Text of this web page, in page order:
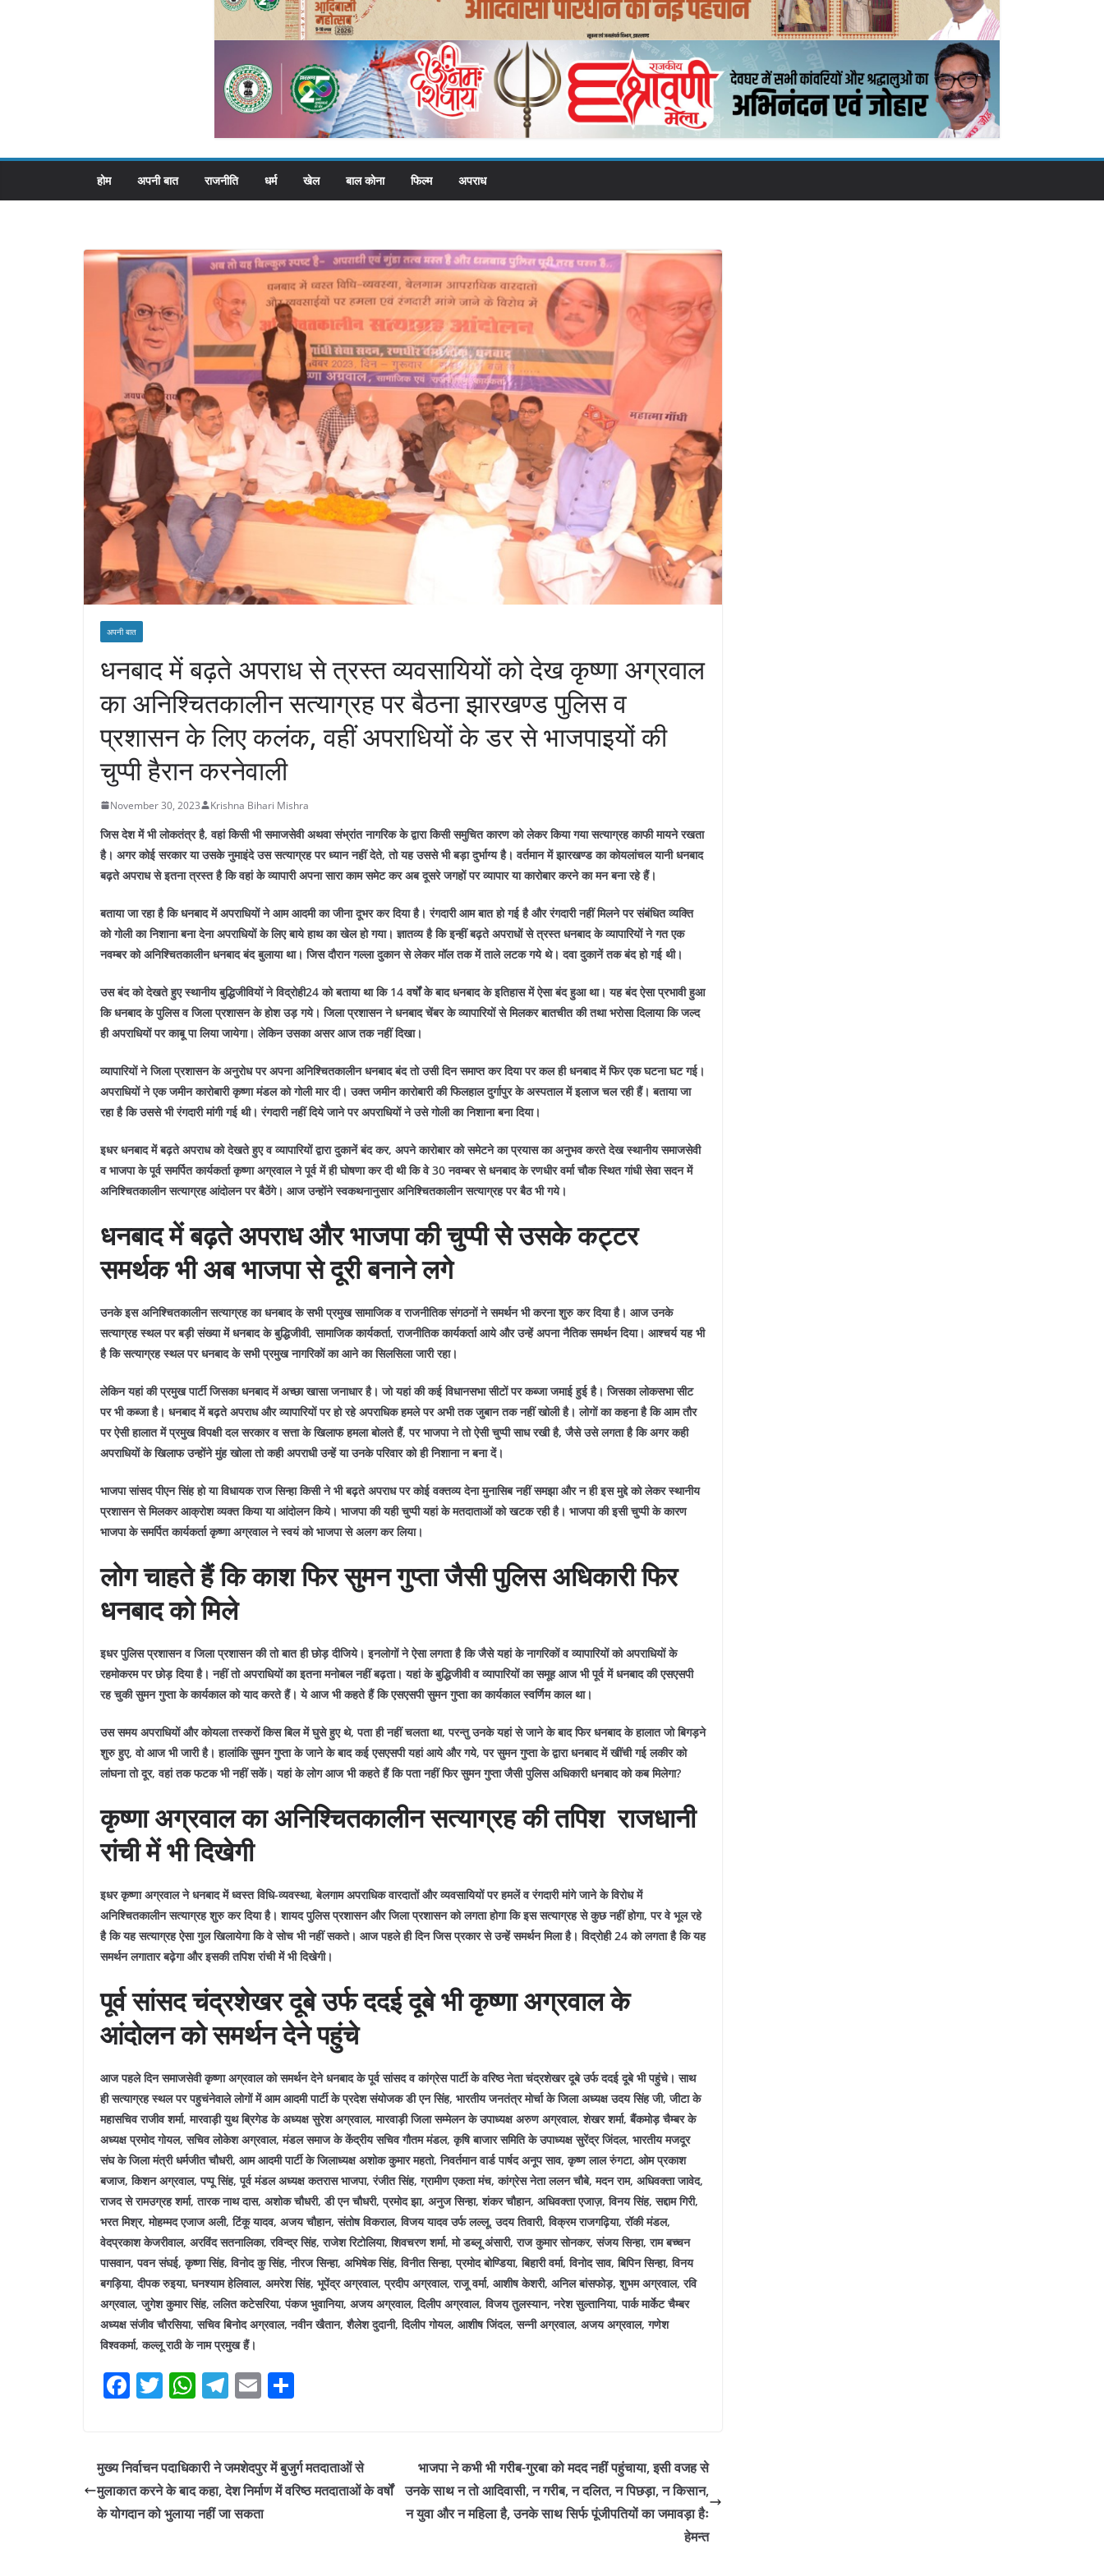
होम अपनी बात राजनीति धर्म खेल बाल कोना फिल्म अपराध
अपनी बात
धनबाद में बढ़ते अपराध से त्रस्त व्यवसायियों को देख कृष्णा अग्रवाल
का अनिश्चितकालीन सत्याग्रह पर बैठना झारखण्ड पुलिस व
प्रशासन के लिए कलंक, वहीं अपराधियों के डर से भाजपाइयों की
चुप्पी हैरान करनेवाली
November 30, 2023 Krishna Bihari Mishra
जिस देश में भी लोकतंत्र है, वहां किसी भी समाजसेवी अथवा संभ्रांत नागरिक के द्वारा किसी समुचित कारण को लेकर किया गया सत्याग्रह काफी मायने रखता
है। अगर कोई सरकार या उसके नुमाइंदे उस सत्याग्रह पर ध्यान नहीं देते, तो यह उससे भी बड़ा दुर्भाग्य है। वर्तमान में झारखण्ड का कोयलांचल यानी धनबाद
बढ़ते अपराध से इतना त्रस्त है कि वहां के व्यापारी अपना सारा काम समेट कर अब दूसरे जगहों पर व्यापार या कारोबार करने का मन बना रहे हैं।
बताया जा रहा है कि धनबाद में अपराधियों ने आम आदमी का जीना दूभर कर दिया है। रंगदारी आम बात हो गई है और रंगदारी नहीं मिलने पर संबंधित व्यक्ति
को गोली का निशाना बना देना अपराधियों के लिए बाये हाथ का खेल हो गया।ज्ञातव्य है कि इन्हीं बढ़ते अपराधों से त्रस्त धनबाद के व्यापारियों ने गत एक
नवम्बर को अनिश्चितकालीन धनबाद बंद बुलाया था। जिस दौरान गल्ला दुकान से लेकर मॉल तक में ताले लटक गये थे। दवा दुकानें तक बंद हो गई थी।
उस बंद को देखते हुए स्थानीय बुद्धिजीवियों ने विद्रोही24 को बताया था कि 14 वर्षों के बाद धनबाद के इतिहास में ऐसा बंद हुआ था। यह बंद ऐसा प्रभावी हुआ
कि धनबाद के पुलिस व जिला प्रशासन के होश उड़ गये। जिला प्रशासन ने धनबाद चेंबर के व्यापारियों से मिलकर बातचीत की तथा भरोसा दिलाया कि जल्द
ही अपराधियों पर काबू पा लिया जायेगा। लेकिन उसका असर आज तक नहीं दिखा।
व्यापारियों ने जिला प्रशासन के अनुरोध पर अपना अनिश्चितकालीन धनबाद बंद तो उसी दिन समाप्त कर दिया पर कल ही धनबाद में फिर एक घटना घट गई।
अपराधियों ने एक जमीन कारोबारी कृष्णा मंडल को गोली मार दी। उक्त जमीन कारोबारी की फिलहाल दुर्गापुर के अस्पताल में इलाज चल रही हैं। बताया जा
रहा है कि उससे भी रंगदारी मांगी गई थी। रंगदारी नहीं दिये जाने पर अपराधियों ने उसे गोली का निशाना बना दिया।
इधर धनबाद में बढ़ते अपराध को देखते हुए व व्यापारियों द्वारा दुकानें बंद कर, अपने कारोबार को समेटने का प्रयास का अनुभव करते देख स्थानीय समाजसेवी
व भाजपा के पूर्व समर्पित कार्यकर्ता कृष्णा अग्रवाल ने पूर्व में ही घोषणा कर दी थी कि वे 30 नवम्बर से धनबाद के रणधीर वर्मा चौक स्थित गांधी सेवा सदन में
अनिश्चितकालीन सत्याग्रह आंदोलन पर बैठेंगे। आज उन्होंने स्वकथनानुसार अनिश्चितकालीन सत्याग्रह पर बैठ भी गये।
धनबाद में बढ़ते अपराध और भाजपा की चुप्पी से उसके कट्टर
समर्थक भी अब भाजपा से दूरी बनाने लगे
उनके इस अनिश्चितकालीन सत्याग्रह का धनबाद के सभी प्रमुख सामाजिक व राजनीतिक संगठनों ने समर्थन भी करना शुरु कर दिया है। आज उनके
सत्याग्रह स्थल पर बड़ी संख्या में धनबाद के बुद्धिजीवी, सामाजिक कार्यकर्ता, राजनीतिक कार्यकर्ता आये और उन्हें अपना नैतिक समर्थन दिया। आश्चर्य यह भी
है कि सत्याग्रह स्थल पर धनबाद के सभी प्रमुख नागरिकों का आने का सिलसिला जारी रहा।
लेकिन यहां की प्रमुख पार्टी जिसका धनबाद में अच्छा खासा जनाधार है। जो यहां की कई विधानसभा सीटों पर कब्जा जमाई हुई है। जिसका लोकसभा सीट
पर भी कब्जा है। धनबाद में बढ़ते अपराध और व्यापारियों पर हो रहे अपराधिक हमले पर अभी तक जुबान तक नहीं खोली है। लोगों का कहना है कि आम तौर
पर ऐसी हालात में प्रमुख विपक्षी दल सरकार व सत्ता के खिलाफ हमला बोलते हैं, पर भाजपा ने तो ऐसी चुप्पी साध रखी है, जैसे उसे लगता है कि अगर कही
अपराधियों के खिलाफ उन्होंने मुंह खोला तो कही अपराधी उन्हें या उनके परिवार को ही निशाना न बना दें।
भाजपा सांसद पीएन सिंह हो या विधायक राज सिन्हा किसी ने भी बढ़ते अपराध पर कोई वक्तव्य देना मुनासिब नहीं समझा और न ही इस मुद्दे को लेकर स्थानीय
प्रशासन से मिलकर आक्रोश व्यक्त किया या आंदोलन किये। भाजपा की यही चुप्पी यहां के मतदाताओं को खटक रही है। भाजपा की इसी चुप्पी के कारण
भाजपा के समर्पित कार्यकर्ता कृष्णा अग्रवाल ने स्वयं को भाजपा से अलग कर लिया।
लोग चाहते हैं कि काश फिर सुमन गुप्ता जैसी पुलिस अधिकारी फिर
धनबाद को मिले
इधर पुलिस प्रशासन व जिला प्रशासन की तो बात ही छोड़ दीजिये। इनलोगों ने ऐसा लगता है कि जैसे यहां के नागरिकों व व्यापारियों को अपराधियों के
रहमोकरम पर छोड़ दिया है। नहीं तो अपराधियों का इतना मनोबल नहीं बढ़ता। यहां के बुद्धिजीवी व व्यापारियों का समूह आज भी पूर्व में धनबाद की एसएसपी
रह चुकी सुमन गुप्ता के कार्यकाल को याद करते हैं। ये आज भी कहते हैं कि एसएसपी सुमन गुप्ता का कार्यकाल स्वर्णिम काल था।
उस समय अपराधियों और कोयला तस्करों किस बिल में घुसे हुए थे, पता ही नहीं चलता था, परन्तु उनके यहां से जाने के बाद फिर धनबाद के हालात जो बिगड़ने
शुरु हुए, वो आज भी जारी है। हालांकि सुमन गुप्ता के जाने के बाद कई एसएसपी यहां आये और गये, पर सुमन गुप्ता के द्वारा धनबाद में खींची गई लकीर को
लांघना तो दूर, वहां तक फटक भी नहीं सकें। यहां के लोग आज भी कहते हैं कि पता नहीं फिर सुमन गुप्ता जैसी पुलिस अधिकारी धनबाद को कब मिलेगा?
कृष्णा अग्रवाल का अनिश्चितकालीन सत्याग्रह की तपिश राजधानी
रांची में भी दिखेगी
इधर कृष्णा अग्रवाल ने धनबाद में ध्वस्त विधि-व्यवस्था, बेलगाम अपराधिक वारदातों और व्यवसायियों पर हमलें व रंगदारी मांगे जाने के विरोध में
अनिश्चितकालीन सत्याग्रह शुरु कर दिया है। शायद पुलिस प्रशासन और जिला प्रशासन को लगता होगा कि इस सत्याग्रह से कुछ नहीं होगा, पर वे भूल रहे
है कि यह सत्याग्रह ऐसा गुल खिलायेगा कि वे सोच भी नहीं सकते। आज पहले ही दिन जिस प्रकार से उन्हें समर्थन मिला है। विद्रोही 24 को लगता है कि यह
समर्थन लगातार बढ़ेगा और इसकी तपिश रांची में भी दिखेगी।
पूर्व सांसद चंद्रशेखर दूबे उर्फ ददई दूबे भी कृष्णा अग्रवाल के
आंदोलन को समर्थन देने पहुंचे
आज पहले दिन समाजसेवी कृष्णा अग्रवाल को समर्थन देने धनबाद के पूर्व सांसद व कांग्रेस पार्टी के वरिष्ठ नेता चंद्रशेखर दूबे उर्फ ददई दूबे भी पहुंचे। साथ
ही सत्याग्रह स्थल पर पहुचंनेवाले लोगों में आम आदमी पार्टी के प्रदेश संयोजक डी एन सिंह, भारतीय जनतंत्र मोर्चा के जिला अध्यक्ष उदय सिंह जी, जीटा के
महासचिव राजीव शर्मा, मारवाड़ी युथ ब्रिगेड के अध्यक्ष सुरेश अग्रवाल, मारवाड़ी जिला सम्मेलन के उपाध्यक्ष अरुण अग्रवाल, शेखर शर्मा, बैंकमोड़ चैम्बर के
अध्यक्ष प्रमोद गोयल, सचिव लोकेश अग्रवाल, मंडल समाज के केंद्रीय सचिव गौतम मंडल, कृषि बाजार समिति के उपाध्यक्ष सुरेंद्र जिंदल, भारतीय मजदूर
संघ के जिला मंत्री धर्मजीत चौधरी, आम आदमी पार्टी के जिलाध्यक्ष अशोक कुमार महतो, निवर्तमान वार्ड पार्षद अनूप साव, कृष्ण लाल रुंगटा, ओम प्रकाश
बजाज, किशन अग्रवाल, पप्पू सिंह, पूर्व मंडल अध्यक्ष कतरास भाजपा, रंजीत सिंह, ग्रामीण एकता मंच, कांग्रेस नेता ललन चौबे, मदन राम, अधिवक्ता जावेद,
राजद से रामउग्रह शर्मा, तारक नाथ दास, अशोक चौधरी, डी एन चौधरी, प्रमोद झा, अनुज सिन्हा, शंकर चौहान, अधिवक्ता एजाज़, विनय सिंह, सद्दाम गिरी,
भरत मिश्र, मोहम्मद एजाज अली, टिंकू यादव, अजय चौहान, संतोष विकराल, विजय यादव उर्फ लल्लू, उदय तिवारी, विक्रम राजगढ़िया, रॉकी मंडल,
वेदप्रकाश केजरीवाल, अरविंद सतनालिका, रविन्द्र सिंह, राजेश रिटोलिया, शिवचरण शर्मा, मो डब्लू अंसारी, राज कुमार सोनकर, संजय सिन्हा, राम बच्चन
पासवान, पवन संघई, कृष्णा सिंह, विनोद कु सिंह, नीरज सिन्हा, अभिषेक सिंह, विनीत सिन्हा, प्रमोद बोण्डिया, बिहारी वर्मा, विनोद साव, बिपिन सिन्हा, विनय
बगड़िया, दीपक रुइया, घनश्याम हेलिवाल, अमरेश सिंह, भूपेंद्र अग्रवाल, प्रदीप अग्रवाल, राजू वर्मा, आशीष केशरी, अनिल बांसफोड़, शुभम अग्रवाल, रवि
अग्रवाल, जुगेश कुमार सिंह, ललित कटेसरिया, पंकज भुवानिया, अजय अग्रवाल, दिलीप अग्रवाल, विजय तुलस्यान, नरेश सुल्तानिया, पार्क मार्केट चैम्बर
अध्यक्ष संजीव चौरसिया, सचिव बिनोद अग्रवाल, नवीन खैतान, शैलेश दुदानी, दिलीप गोयल, आशीष जिंदल, सन्नी अग्रवाल, अजय अग्रवाल, गणेश
विश्वकर्मा, कल्लू राठी के नाम प्रमुख हैं।
F
e
b
o
T
er
W
s
A
p
T
gr
a
m
E
l e
मुख्य निर्वाचन पदाधिकारी ने जमशेदपुर में बुजुर्ग मतदाताओं से
मुलाकात करने के बाद कहा, देश निर्माण में वरिष्ठ मतदाताओं के वर्षों
के योगदान को भुलाया नहीं जा सकता
भाजपा ने कभी भी गरीब-गुरबा को मदद नहीं पहुंचाया, इसी वजह से
उनके साथ न तो आदिवासी, न गरीब, न दलित, न पिछड़ा, न किसान,
न युवा और न महिला है, उनके साथ सिर्फ पूंजीपतियों का जमावड़ा हैः
हेमन्त